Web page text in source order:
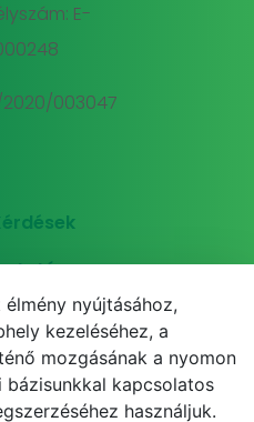
E-
003047
NEPTUN E-learning
nyújtásához,
kezeléséhez, a
mozgásának a nyomon
bázisunkkal kapcsolatos
használjuk.